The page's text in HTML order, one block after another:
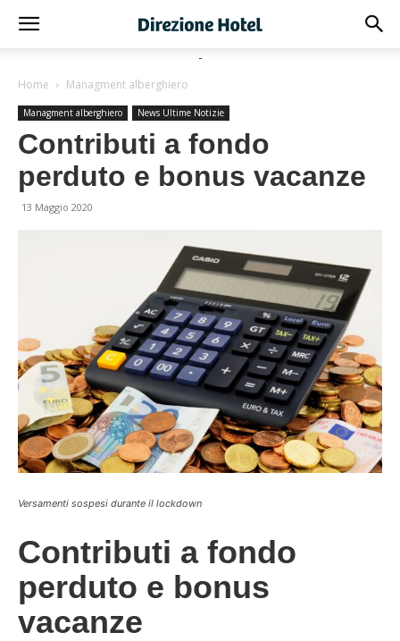
-
Home Managment alberghiero
Managment alberghiero News Ultime Notizie
Contributi a fondo
perduto e bonus vacanze
13 Maggio 2020
Versamenti sospesi durante il lockdown
Contributi a fondo
perduto e bonus
vacanze